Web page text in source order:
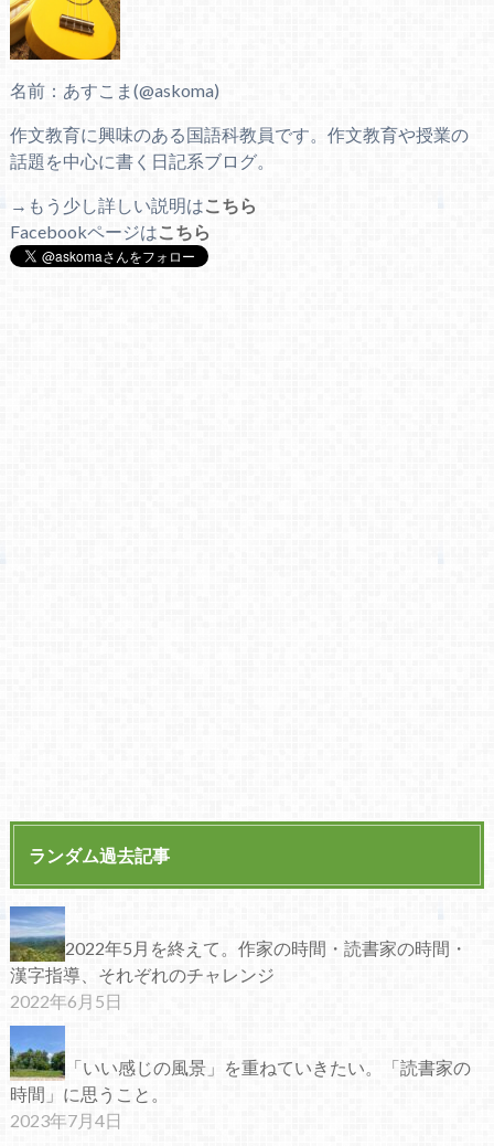
名前：あすこま(@askoma)
作文教育に興味のある国語科教員です。作文教育や授業の
話題を中心に書く日記系ブログ。
→もう少し詳しい説明はこちら
Facebookページはこちら
ランダム過去記事
2022年5月を終えて。作家の時間・読書家の時間・
漢字指導、それぞれのチャレンジ
2022年6月5日
「いい感じの風景」を重ねていきたい。「読書家の
時間」に思うこと。
2023年7月4日